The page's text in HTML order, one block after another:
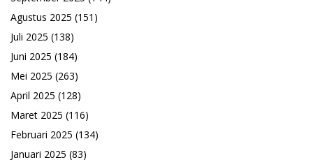
Agustus 2025 (151)
Juli 2025 (138)
Juni 2025 (184)
Mei 2025 (263)
April 2025 (128)
Maret 2025 (116)
Februari 2025 (134)
Januari 2025 (83)